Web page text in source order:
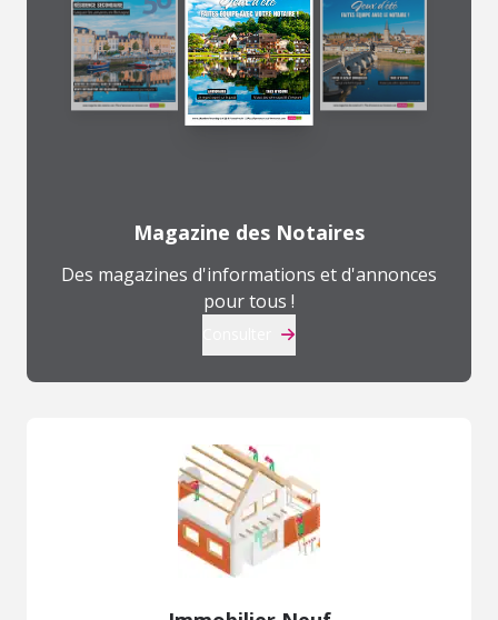
Magazine des Notaires
Des magazines d'informations et d'annonces
pour tous !